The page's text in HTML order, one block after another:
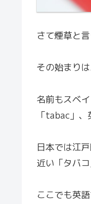
さて煙草と
その始まり
名前もスベ
「tabac」
日本では江
近い「タバ
ここでも英